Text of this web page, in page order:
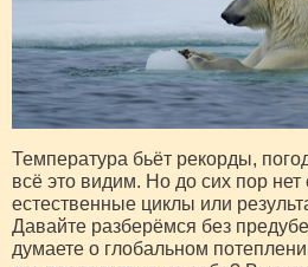
Температура бьёт рекорды,
всё это видим. Но до сих пор
естественные циклы или
Давайте разберёмся без
думаете о глобальном